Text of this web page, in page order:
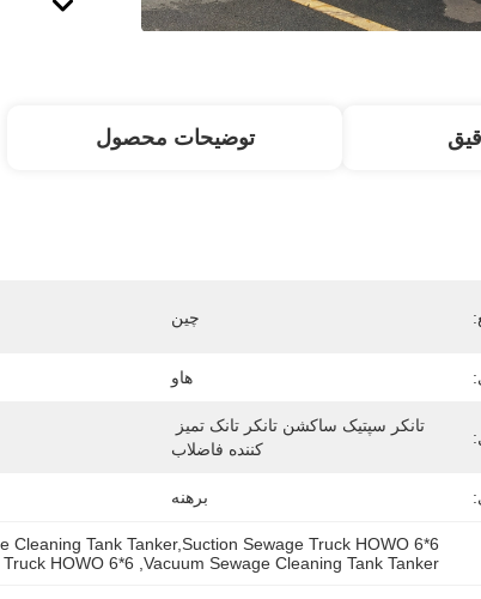
توضیحات محصول
چین
هاو
کننده فاضلاب
برهنه
Cleaning Tank Tanker,Suction Sewage Truck HOWO 6*6
Vacuum Sewage Cleaning Tank Tanker
HOWO 6*6